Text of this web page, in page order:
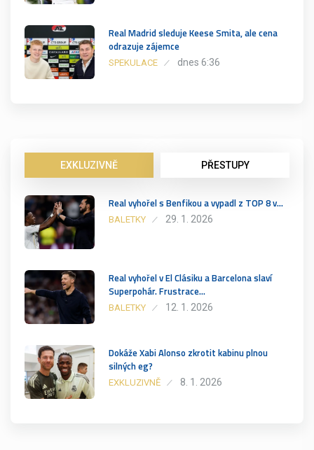
Real Madrid sleduje Keese Smita, ale cena
odrazuje zájemce
SPEKULACE dnes 6:36
EXKLUZIVNĚ PŘESTUPY
Real vyhořel s Benfikou a vypadl z TOP 8 v…
BALETKY 29. 1. 2026
Real vyhořel v El Clásiku a Barcelona slaví
Superpohár. Frustrace…
BALETKY 12. 1. 2026
Dokáže Xabi Alonso zkrotit kabinu plnou
silných eg?
EXKLUZIVNĚ 8. 1. 2026